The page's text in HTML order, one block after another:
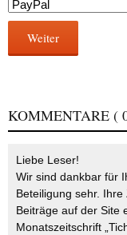
Weiter
KOMMENTARE (
Liebe Leser!
Wir sind dankbar für
Beteiligung sehr.
Beiträge auf der Site
Monatszeitschrift